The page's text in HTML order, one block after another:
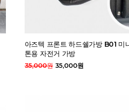
아즈텍 프론트 하드쉘가방 B01 미
톤용 자전거 가방
35,000원35,000원